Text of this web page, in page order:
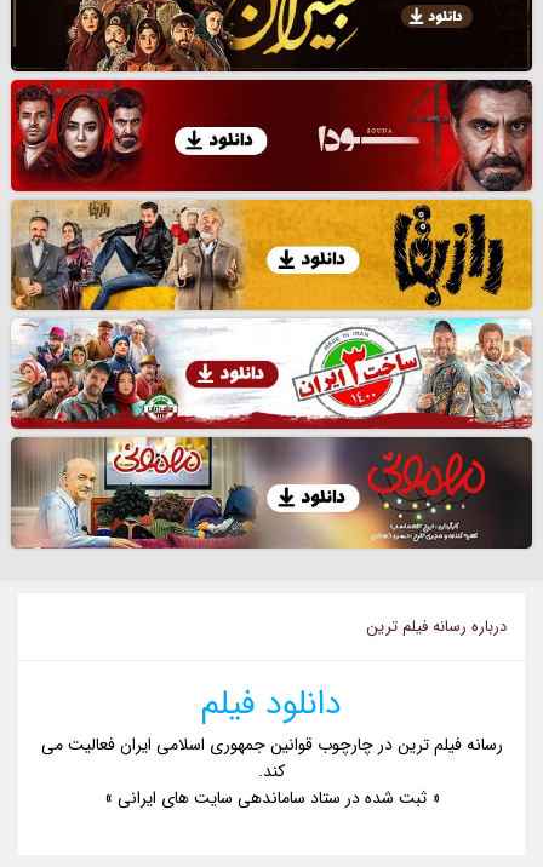
درباره رسانه فيلم ترين
دانلود فیلم
رسانه فیلم ترین در چارچوب قوانین جمهوری اسلامی ایران فعالیت می
کند.
« ثبت شده در ستاد ساماندهی سایت های ایرانی »